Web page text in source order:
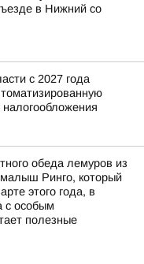
в Нижний со
с 2027 года
обеда лемуров из
малыш Ринго, который
этого года, в
с особым
полезные